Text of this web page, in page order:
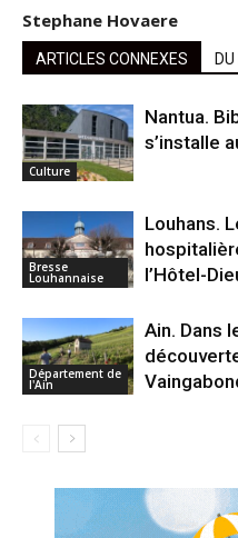
Stephane Hovaere
ARTICLES CONNEXES
Culture
Nantua.
s’installe
Bresse
Louhannaise
Louhans.
l’Hôtel-
Département de
l'Ain
Ain. Dans